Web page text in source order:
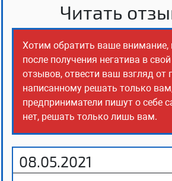
Читать
Хотим обратить ваше внимание,
после получения негатива в
отзывов, отвести ваш взгляд
написанному решать только
предприниматели пишут о себе
нет, решать только лишь вам.
08.05.2021